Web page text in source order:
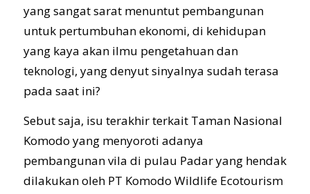
yang sangat sarat menuntut pembangunan
untuk pertumbuhan ekonomi, di kehidupan
yang kaya akan ilmu pengetahuan dan
teknologi, yang denyut sinyalnya sudah terasa
pada saat ini?
Sebut saja, isu terakhir terkait Taman Nasional
Komodo yang menyoroti adanya
pembangunan vila di pulau Padar yang hendak
dilakukan oleh PT Komodo Wildlife Ecotourism